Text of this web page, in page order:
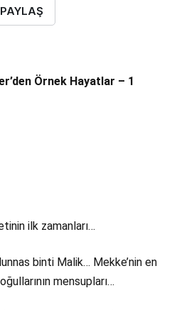
PAYLAŞ
Örnek Hayatlar – 1
ilk zamanları…
binti Malik… Mekke’nin en
mensupları…